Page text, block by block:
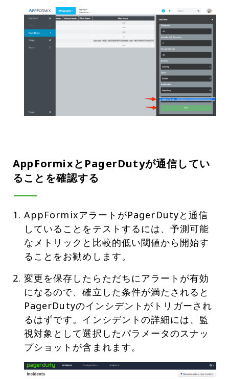
AppFormixとPagerDutyが通信してい
ることを確認する
AppFormixアラートがPagerDutyと通信
していることをテストするには、予測可能
なメトリックと比較的低い閾値から開始す
ることをお勧めします。
変更を保存したらただちにアラートが有効
になるので、確立した条件が満たされると
PagerDutyのインシデントがトリガーされ
るはずです。インシデントの詳細には、監
視対象として選択したパラメータのスナッ